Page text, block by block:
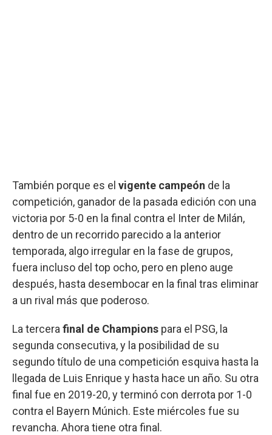
También porque es el vigente campeón de la
competición, ganador de la pasada edición con una
victoria por 5-0 en la final contra el Inter de Milán,
dentro de un recorrido parecido a la anterior
temporada, algo irregular en la fase de grupos,
fuera incluso del top ocho, pero en pleno auge
después, hasta desembocar en la final tras eliminar
a un rival más que poderoso.
La tercerafinal de Champions para el PSG, la
segunda consecutiva, y la posibilidad de su
segundo título de una competición esquiva hasta la
llegada de Luis Enrique y hasta hace un año. Su otra
final fue en 2019-20, y terminó con derrota por 1-0
contra el Bayern Múnich. Este miércoles fue su
revancha. Ahora tiene otra final.